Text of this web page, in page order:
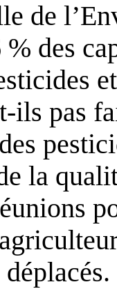
de
des
ils pas
la